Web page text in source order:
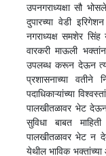
उपनगराध्यक्षा सौ
दुपारच्या वेडी
नगराध्यक्ष समशेर
वारकरी माऊली
उपलब्ध करून देऊन
प्रशासनाच्या वतीने
पदाधिकाऱ्यांच्या
पालखीतळावर भेट देऊन
सुविधा बाबत
पालखीतळावर भेट न
येथील भाविक